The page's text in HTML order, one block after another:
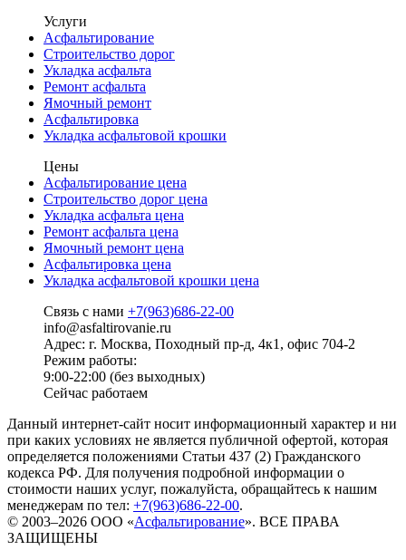
Услуги
Асфальтирование
Строительство дорог
Укладка асфальта
Ремонт асфальта
Ямочный ремонт
Асфальтировка
Укладка асфальтовой крошки
Цены
Асфальтирование цена
Строительство дорог цена
Укладка асфальта цена
Ремонт асфальта цена
Ямочный ремонт цена
Асфальтировка цена
Укладка асфальтовой крошки цена
Связь с нами +7(963)686-22-00
info@asfaltirovanie.ru
Адрес: г. Москва, Походный пр-д, 4к1, офис 704-2
Режим работы:
9:00-22:00 (без выходных)
Сейчас работаем
Данный интернет-сайт носит информационный характер и ни
при каких условиях не является публичной офертой, которая
определяется положениями Статьи 437 (2) Гражданского
кодекса РФ. Для получения подробной информации о
стоимости наших услуг, пожалуйста, обращайтесь к нашим
менеджерам по тел: +7(963)686-22-00.
© 2003–2026 ООО «Асфальтирование». ВСЕ ПРАВА
ЗАЩИЩЕНЫ